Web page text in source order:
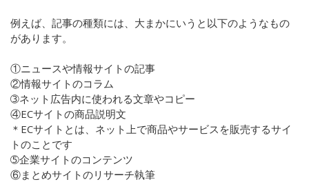
例えば、記事の種類には、 大まかにいうと以下のようなもの
があります。
①ニュースや情報サイトの記事
②情報サイトのコラム
➂ネット広告内に使われる文章やコピー
④ECサイトの商品説明文
＊ECサイトとは、ネット上で商品やサービスを販売するサイ
トのことです
➄企業サイトのコンテンツ
⑥まとめサイトのリサーチ執筆